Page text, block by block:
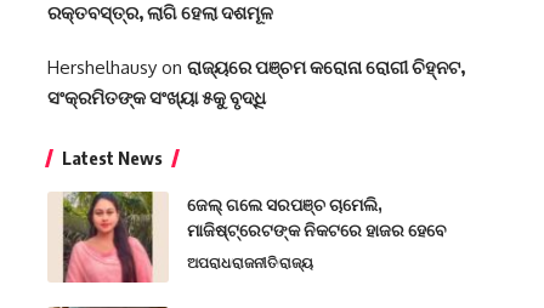
ରକ୍ତବସ୍ତ୍ର, ଲାଗି ହେଲା ଦଶମୂଳ
Hershelhausy on ରାଜ୍ୟରେ ପଞ୍ଚମ କରୋନା ରୋଗୀ ଚିହ୍ନଟ,
ସଂକ୍ରମିତଙ୍କ ସଂଖ୍ୟା ୫କୁ ବୃଦ୍ଧି
Latest News
ଜେଲ୍ ଗଲେ ସରପଞ୍ଚ ଚାମେଲି,
ମାଜିଷ୍ଟ୍ରେଟଙ୍କ ନିକଟରେ ହାଜର ହେବେ
ଅପରାଧରାଜନୀତିରାଜ୍ୟ